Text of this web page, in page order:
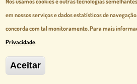
Papa João Paulo II, 3777 -
Belo Horizonte, MG - CEP
em nossos serviços e dados estatísticos de
concorda com tal monitoramento. Para mais
Privacidade.
Aceitar